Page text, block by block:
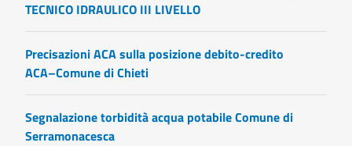
TECNICO IDRAULICO III LIVELLO
Precisazioni ACA sulla posizione debito-credito
ACA–Comune di Chieti
Segnalazione torbidità acqua potabile Comune di
Serramonacesca